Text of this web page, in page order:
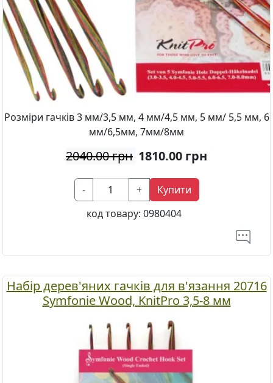
Розміри гачків 3 мм/3,5 мм, 4 мм/4,5 мм, 5 мм/ 5,5 мм, 6
мм/6,5мм, 7мм/8мм
2040.00 грн 1810.00 грн
- +
Купити
код товару: 0980404
Набір дерев'яних гачків для в'язання 20716
Symfonie Wood, KnitPro 3,5-8 мм